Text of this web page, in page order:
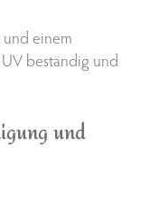
einem
beständig und
und